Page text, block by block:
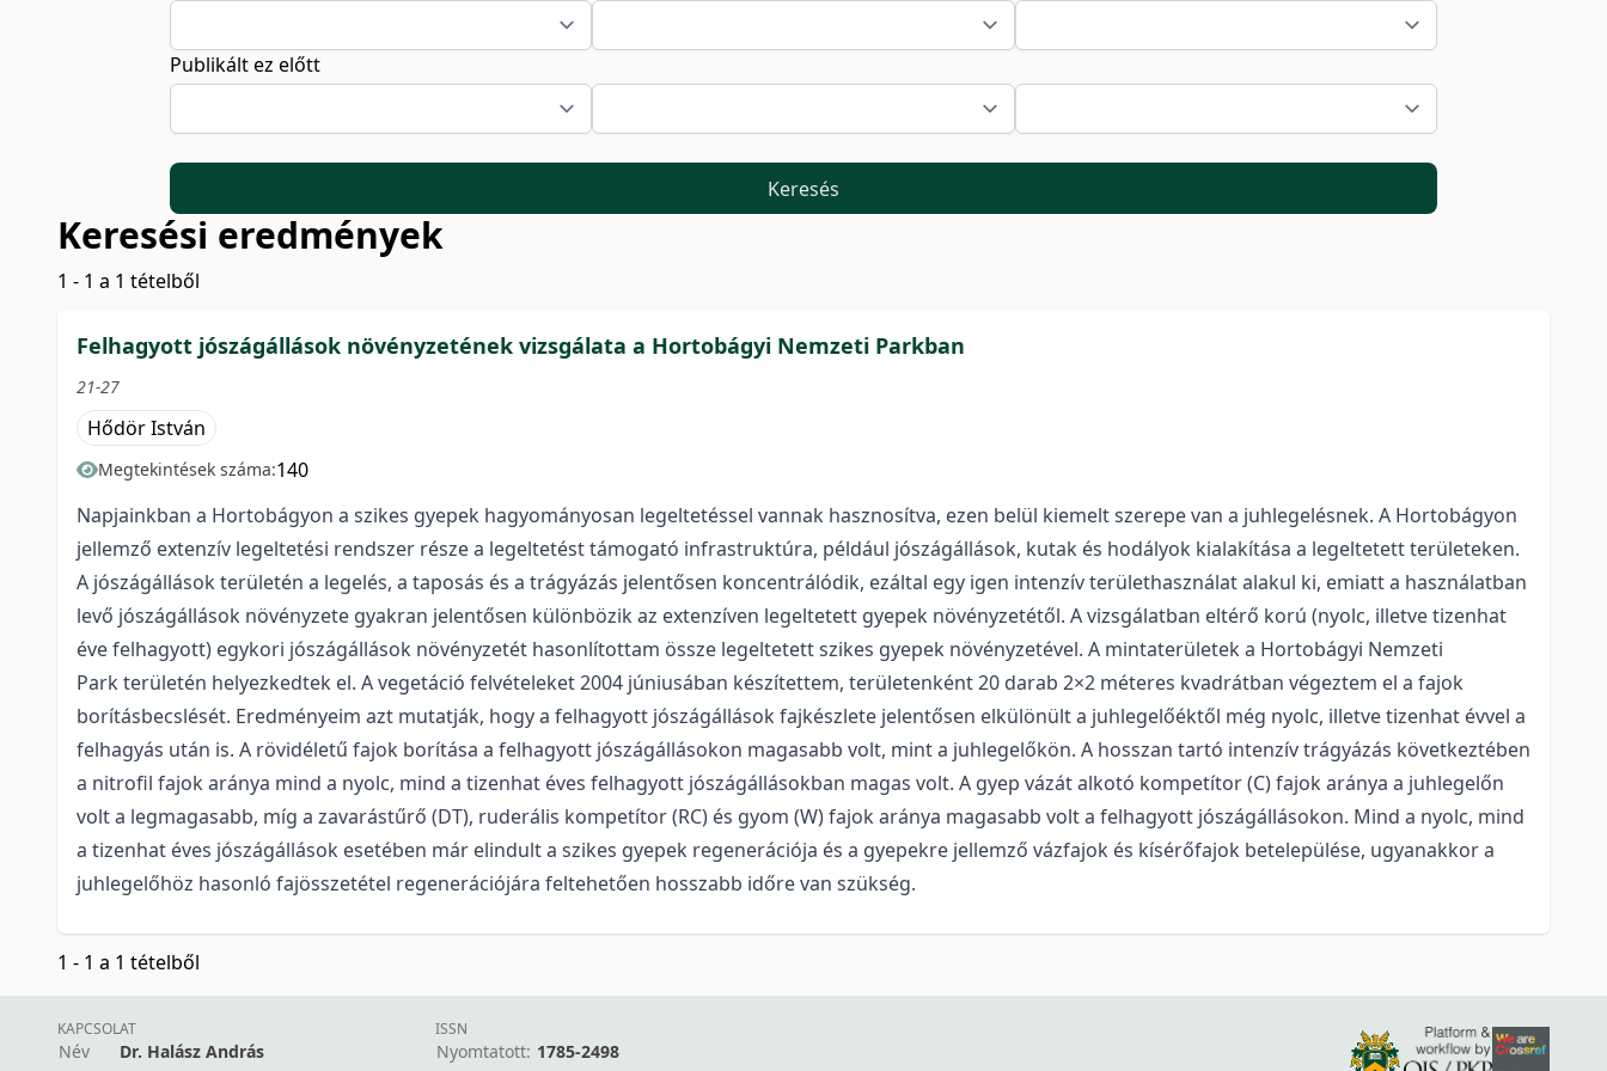
Publikált ez előtt
Keresés
Keresési eredmények
1 - 1 a 1 tételből
Felhagyott jószágállások növényzetének vizsgálata a Hortobágyi Nemzeti Parkban
21-27
Hődör István
Megtekintések száma:140
Napjainkban a Hortobágyon a szikes gyepek hagyományosan legeltetéssel vannak hasznosítva, ezen belül kiemelt szerepe van a juhlegelésnek. A Hortobágyon
jellemző extenzív legeltetési rendszer része a legeltetést támogató infrastruktúra, például jószágállások, kutak és hodályok kialakítása a legeltetett területeken.
A jószágállások területén a legelés, a taposás és a trágyázás jelentősen koncentrálódik, ezáltal egy igen intenzív területhasználat alakul ki, emiatt a használatban
levő jószágállások növényzete gyakran jelentősen különbözik az extenzíven legeltetett gyepek növényzetétől. A vizsgálatban eltérő korú (nyolc, illetve tizenhat
éve felhagyott) egykori jószágállások növényzetét hasonlítottam össze legeltetett szikes gyepek növényzetével. A mintaterületek a Hortobágyi Nemzeti
Park területén helyezkedtek el. A vegetáció felvételeket 2004 júniusában készítettem, területenként 20 darab 2×2 méteres kvadrátban végeztem el a fajok
borításbecslését. Eredményeim azt mutatják, hogy a felhagyott jószágállások fajkészlete jelentősen elkülönült a juhlegelőéktől még nyolc, illetve tizenhat évvel a
felhagyás után is. A rövidéletű fajok borítása a felhagyott jószágállásokon magasabb volt, mint a juhlegelőkön. A hosszan tartó intenzív trágyázás következtében
a nitrofil fajok aránya mind a nyolc, mind a tizenhat éves felhagyott jószágállásokban magas volt. A gyep vázát alkotó kompetítor (C) fajok aránya a juhlegelőn
volt a legmagasabb, míg a zavarástűrő (DT), ruderális kompetítor (RC) és gyom (W) fajok aránya magasabb volt a felhagyott jószágállásokon. Mind a nyolc, mind
a tizenhat éves jószágállások esetében már elindult a szikes gyepek regenerációja és a gyepekre jellemző vázfajok és kísérőfajok betelepülése, ugyanakkor a
juhlegelőhöz hasonló fajösszetétel regenerációjára feltehetően hosszabb időre van szükség.
1 - 1 a 1 tételből
KAPCSOLAT
Név
Dr. Halász András
ISSN
Nyomtatott: 1785-2498